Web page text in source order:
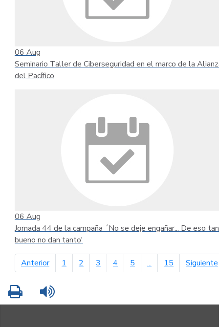
06 Aug
Seminario Taller de Ciberseguridad en el marco de la
del Pacífico
06 Aug
Jornada 44 de la campaña ´No se deje engañar... De eso tan
bueno no dan tanto'
Anteriorpágina anterior
1 2 3 4 5 ... 15 Siguiente
Imprimir